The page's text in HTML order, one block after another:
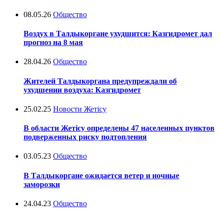
08.05.26 Общество
Воздух в Талдыкоргане ухудшится: Казгидромет дал
прогноз на 8 мая
28.04.26 Общество
Жителей Талдыкоргана предупреждали об
ухудшении воздуха: Казгидромет
25.02.25 Новости Жетісу
В области Жетісу определены 47 населенных пунктов
подверженных риску подтопления
03.05.23 Общество
В Талдыкоргане ожидается ветер и ночные
заморозки
24.04.23 Общество